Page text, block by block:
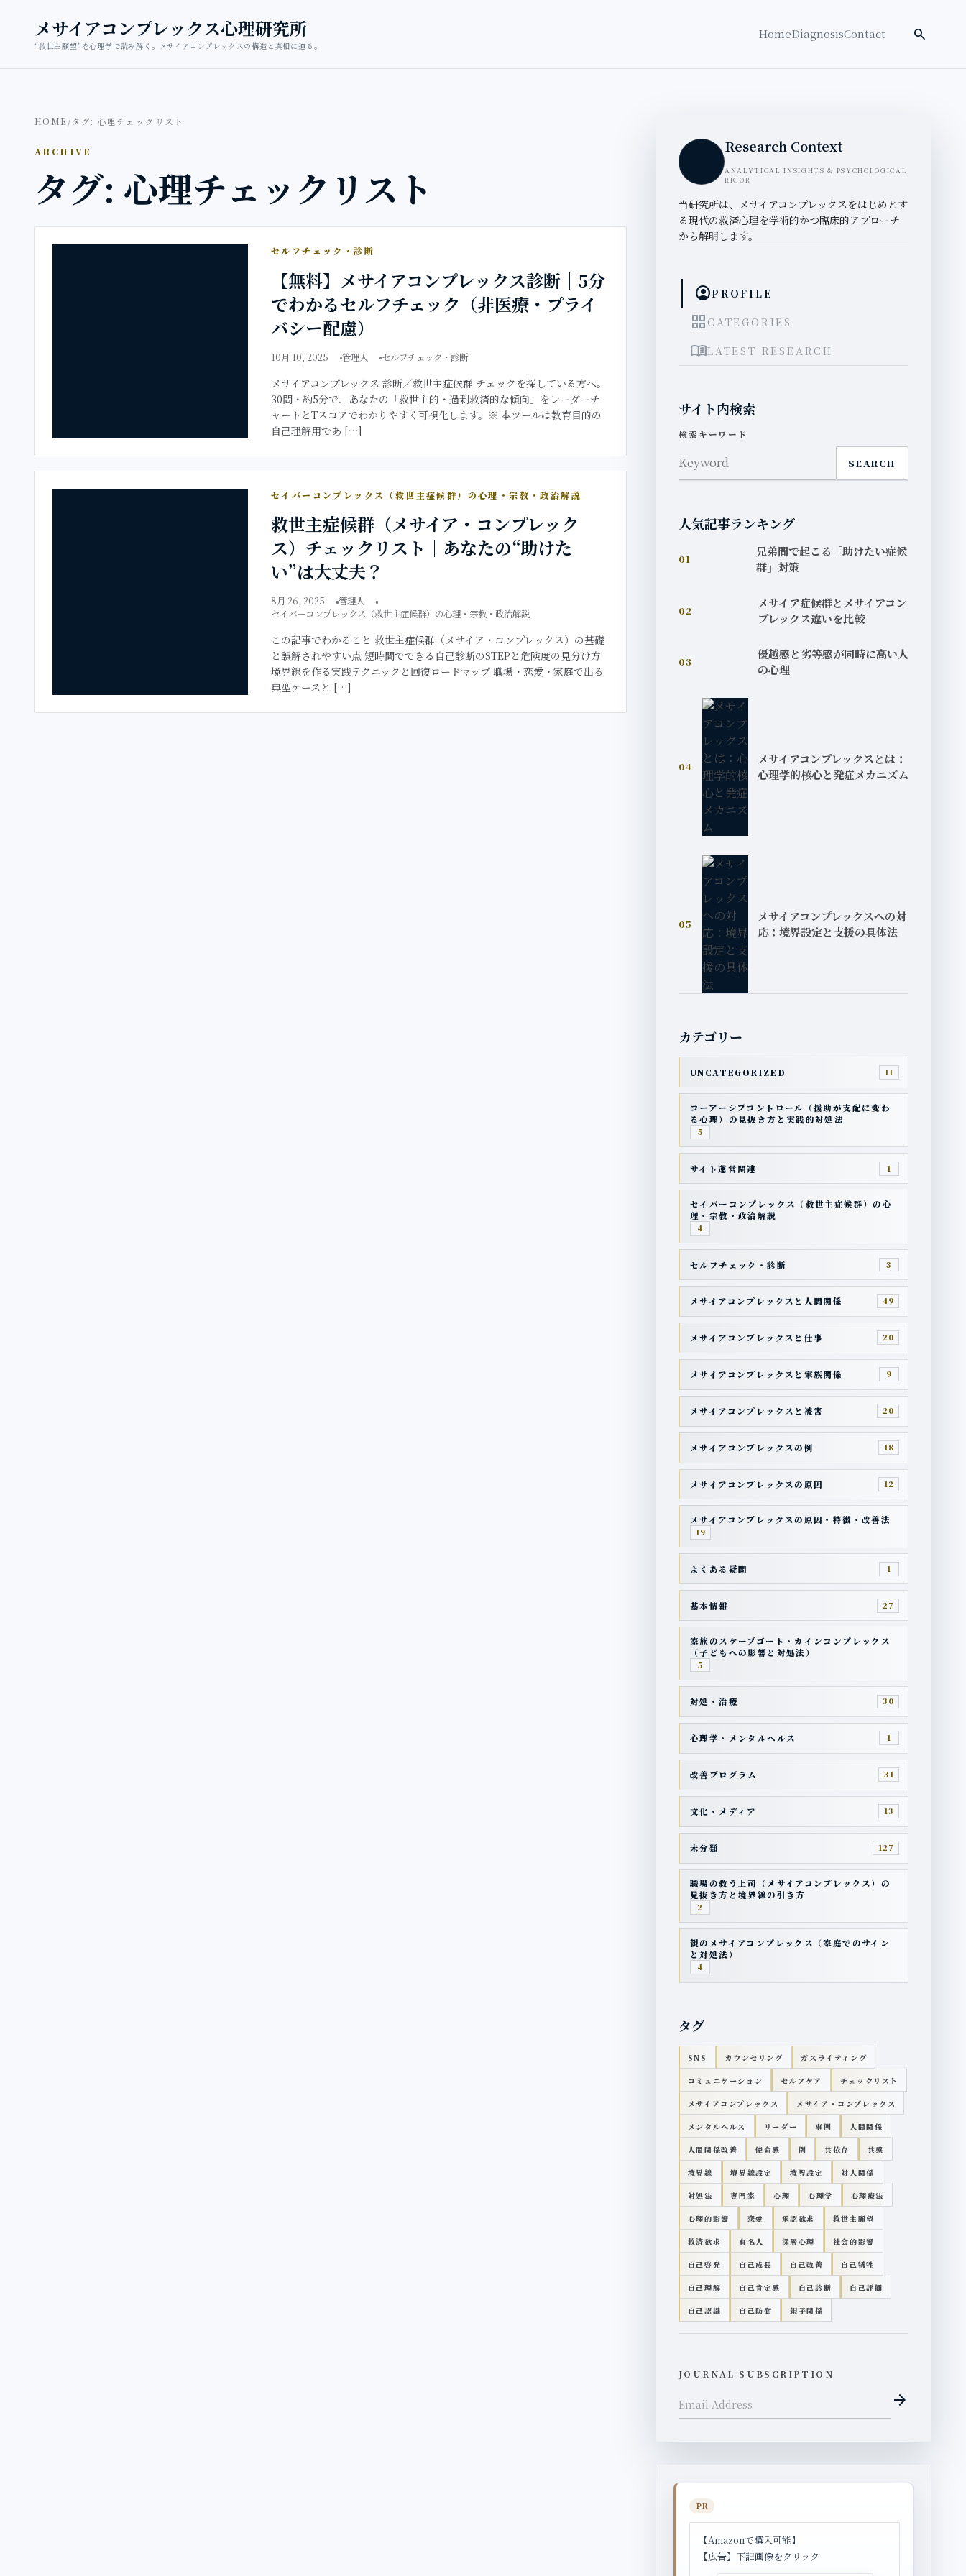
メサイアコンプレックス心理研究所
“救世主願望”を心理学で読み解く。メサイアコンプレックスの構造と真相に迫る。
HomeDiagnosisContact 検索を開く
search
HOME/タグ: 心理チェックリスト
ARCHIVE
タグ: 心理チェックリスト
セルフチェック・診断
【無料】メサイアコンプレックス診断｜5分
でわかるセルフチェック（非医療・プライ
バシー配慮）
10月 10, 2025 管理人 セルフチェック・診断
メサイアコンプレックス 診断／救世主症候群 チェックを探している方へ。
30問・約5分で、あなたの「救世主的・過剰救済的な傾向」をレーダーチ
ャートとTスコアでわかりやすく可視化します。※ 本ツールは教育目的の
自己理解用であ […]
セイバーコンプレックス（救世主症候群）の心理・宗教・政治解説
救世主症候群（メサイア・コンプレック
ス）チェックリスト｜あなたの“助けた
い”は大丈夫？
8月 26, 2025
管理人
セイバーコンプレックス（救世主症候群）の心理・宗教・政治解説
この記事でわかること 救世主症候群（メサイア・コンプレックス）の基礎
と誤解されやすい点 短時間でできる自己診断のSTEPと危険度の見分け方
境界線を作る実践テクニックと回復ロードマップ 職場・恋愛・家庭で出る
典型ケースと […]
Research Context
ANALYTICAL INSIGHTS & PSYCHOLOGICAL
RIGOR
当研究所は、メサイアコンプレックスをはじめとす
る現代の救済心理を学術的かつ臨床的アプローチ
から解明します。
account_circlePROFILE
grid_view CATEGORIES
menu_bookLATEST RESEARCH
サイト内検索
検索キーワード
SEARCH
人気記事ランキング
01
兄弟間で起こる「助けたい症候
群」対策
02
メサイア症候群とメサイアコン
プレックス違いを比較
03
優越感と劣等感が同時に高い人
の心理
04
メサイアコンプレックスとは：
心理学的核心と発症メカニズム
05
メサイアコンプレックスへの対
応：境界設定と支援の具体法
カテゴリー
UNCATEGORIZED 11
コーアーシブコントロール（援助が支配に変わ
る心理）の見抜き方と実践的対処法
5
サイト運営関連 1
セイバーコンプレックス（救世主症候群）の心
理・宗教・政治解説
4
セルフチェック・診断 3
メサイアコンプレックスと人間関係 49
メサイアコンプレックスと仕事 20
メサイアコンプレックスと家族関係 9
メサイアコンプレックスと被害 20
メサイアコンプレックスの例 18
メサイアコンプレックスの原因 12
メサイアコンプレックスの原因・特徴・改善法
19
よくある疑問 1
基本情報 27
家族のスケープゴート・カインコンプレックス
（子どもへの影響と対処法）
5
対処・治療 30
心理学・メンタルヘルス 1
改善プログラム 31
文化・メディア 13
未分類 127
職場の救う上司（メサイアコンプレックス）の
見抜き方と境界線の引き方
2
親のメサイアコンプレックス（家庭でのサイン
と対処法）
4
タグ
SNS カウンセリング ガスライティング
コミュニケーション セルフケア チェックリスト
メサイアコンプレックス メサイア・コンプレックス
メンタルヘルス リーダー 事例 人間関係
人間関係改善 使命感 例 共依存 共感
境界線 境界線設定 境界設定 対人関係
対処法 専門家 心理 心理学 心理療法
心理的影響 恋愛 承認欲求 救世主願望
救済欲求 有名人 深層心理 社会的影響
自己啓発 自己成長 自己改善 自己犠牲
自己理解 自己肯定感 自己診断 自己評価
自己認識 自己防衛 親子関係
JOURNAL SUBSCRIPTION
arrow_forward
PR
【Amazonで購入可能】
【広告】下記画像をクリック